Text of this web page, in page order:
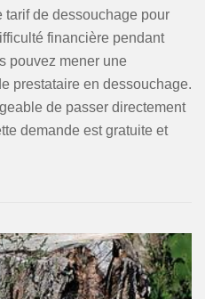
tarif de dessouchage pour
financière pendant
pouvez mener une
prestataire en dessouchage.
de passer directement
demande est gratuite et